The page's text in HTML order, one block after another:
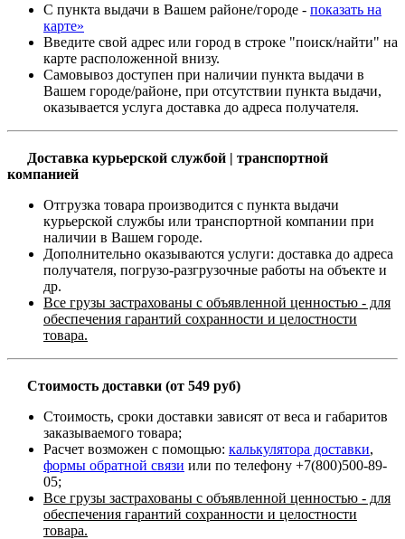
С пункта выдачи в Вашем районе/городе - показать на
карте»
Введите свой адрес или город в строке "поиск/найти" на
карте расположенной внизу.
Самовывоз доступен при наличии пункта выдачи в
Вашем городе/районе, при отсутствии пункта выдачи,
оказывается услуга доставка до адреса получателя.
Доставка курьерской службой | транспортной
компанией
Отгрузка товара производится с пункта выдачи
курьерской службы или транспортной компании при
наличии в Вашем городе.
Дополнительно оказываются услуги: доставка до адреса
получателя, погрузо-разгрузочные работы на объекте и
др.
Все грузы застрахованы с объявленной ценностью - для
обеспечения гарантий сохранности и целостности
товара.
Стоимость доставки (от 549 руб)
Стоимость, сроки доставки зависят от веса и габаритов
заказываемого товара;
Расчет возможен с помощью: калькулятора доставки,
формы обратной связи или по телефону +7(800)500-89-
05;
Все грузы застрахованы с объявленной ценностью - для
обеспечения гарантий сохранности и целостности
товара.